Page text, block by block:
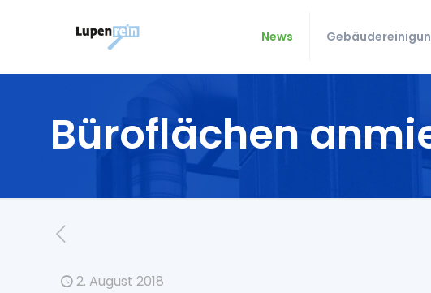
News
Büroflächen
2. August 2018